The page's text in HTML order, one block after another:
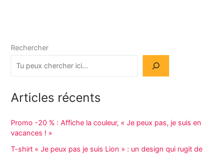
Rechercher
Articles récents
Promo -20 % : Affiche la couleur, « Je peux pas, je suis en
vacances ! »
T-shirt « Je peux pas je suis Lion » : un design qui rugit de